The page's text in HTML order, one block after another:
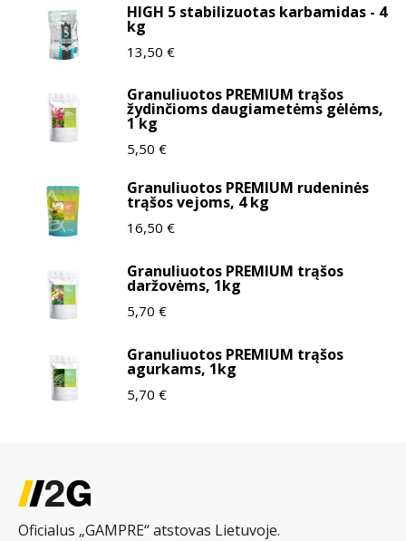
HIGH 5 stabilizuotas karbamidas - 4
kg
13,50 €
Granuliuotos PREMIUM trąšos
žydinčioms daugiametėms gėlėms,
1 kg
5,50 €
Granuliuotos PREMIUM rudeninės
trąšos vejoms, 4 kg
16,50 €
Granuliuotos PREMIUM trąšos
daržovėms, 1kg
5,70 €
Granuliuotos PREMIUM trąšos
agurkams, 1kg
5,70 €
Oficialus „GAMPRE“ atstovas Lietuvoje.